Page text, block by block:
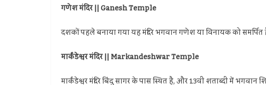
गणेश मंदिर || Ganesh Temple
दशकों पहले बनाया गया यह मंदिर भगवान गणेश या विनायक को
मार्कंडेश्वर मंदिर || Markandeshwar Temple
मार्कंडेश्वर मंदिर बिंदु सागर के पास स्थित है, और 13वीं शताब्दी में